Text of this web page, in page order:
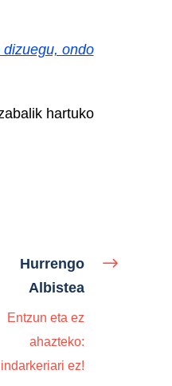
ondo
hartuko
Hurrengo
Albistea
Entzun eta ez
ahazteko:
indarkeriari ez!